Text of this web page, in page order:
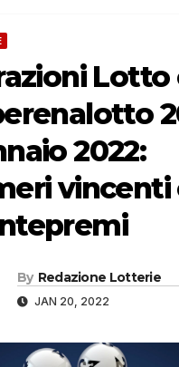
Lotto
2022:
vincenti
By Redazione Lotterie
JAN 20, 2022